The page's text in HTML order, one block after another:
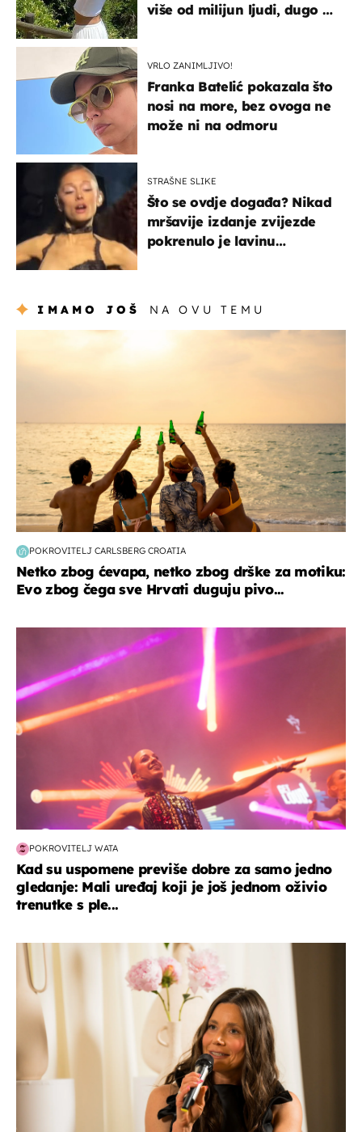
više od milijun ljudi, dugo se
VRLO ZANIMLJIVO!
Franka Batelić pokazala što
nosi na more, bez ovoga ne
može ni na odmoru
STRAŠNE SLIKE
Što se ovdje događa? Nikad
mršavije izdanje zvijezde
pokrenulo je lavinu
IMAMO JOŠ NA OVU TEMU
POKROVITELJ CARLSBERG CROATIA
Netko zbog ćevapa, netko zbog drške za motiku:
Evo zbog čega sve Hrvati duguju pivo...
POKROVITELJ WATA
Kad su uspomene previše dobre za samo jedno
gledanje: Mali uređaj koji je još jednom oživio
trenutke s ple...
moda & ljepota